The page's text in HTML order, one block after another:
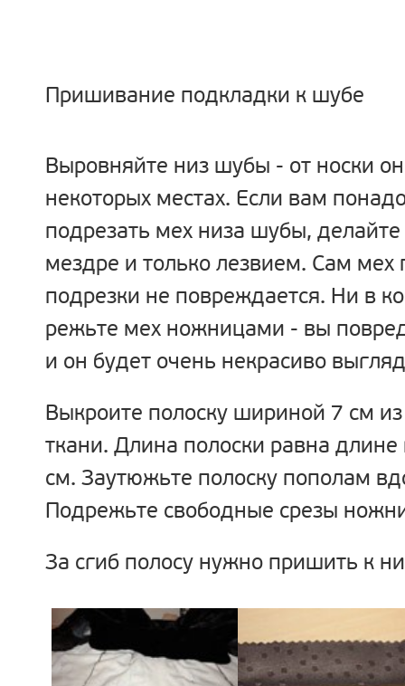
Пришивание подкладки к шубе
Выровняйте низ шубы - от носки
некоторых местах. Если вам
подрезать мех низа шубы, делайте
мездре и только лезвием. Сам мех
подрезки не повреждается. Ни в
режьте мех ножницами - вы
и он будет очень некрасиво
Выкроите полоску шириной 7 см
ткани. Длина полоски равна
см. Заутюжьте полоску пополам
Подрежьте свободные срезы
За сгиб полосу нужно пришить к